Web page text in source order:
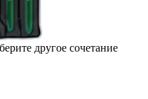
другое сочетание